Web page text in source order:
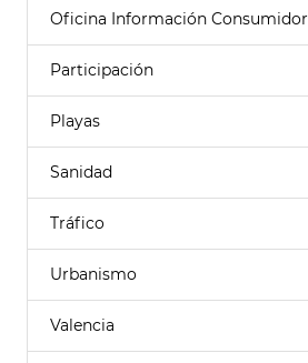
Oficina Información Consumidor
Participación
Playas
Sanidad
Tráfico
Urbanismo
Valencia